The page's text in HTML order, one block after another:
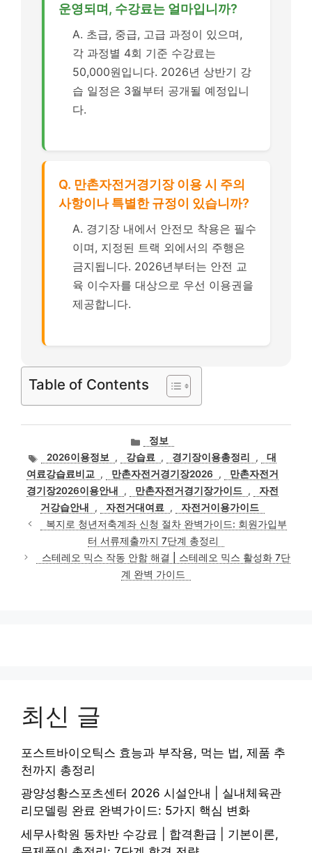
운영되며, 수강료는 얼마입니까?
A. 초급, 중급, 고급 과정이 있으며,
각 과정별 4회 기준 수강료는
50,000원입니다. 2026년 상반기 강
습 일정은 3월부터 공개될 예정입니
다.
Q. 만촌자전거경기장 이용 시 주의
사항이나 특별한 규정이 있습니까?
A. 경기장 내에서 안전모 착용은 필수
이며, 지정된 트랙 외에서의 주행은
금지됩니다. 2026년부터는 안전 교
육 이수자를 대상으로 우선 이용권을
제공합니다.
Table of Contents
카
테
고
리
정보
태
그
2026이용정보 , 강습료 , 경기장이용총정리 ,
대
여료강습료비교
, 만촌자전거경기장2026 ,
만촌자전거
경기장2026이용안내
, 만촌자전거경기장가이드 ,
자전
거강습안내
, 자전거대여료 ,
자전거이용가이드
복지로 청년저축계좌 신청 절차 완벽가이드: 회원가입부
터 서류제출까지 7단계 총정리
스테레오 믹스 작동 안함 해결 | 스테레오 믹스 활성화 7단
계 완벽 가이드
최신 글
포스트바이오틱스 효능과 부작용, 먹는 법, 제품 추
천까지 총정리
광양성황스포츠센터 2026 시설안내 | 실내체육관
리모델링 완료 완벽가이드: 5가지 핵심 변화
세무사학원 동차반 수강료 | 합격환급 | 기본이론,